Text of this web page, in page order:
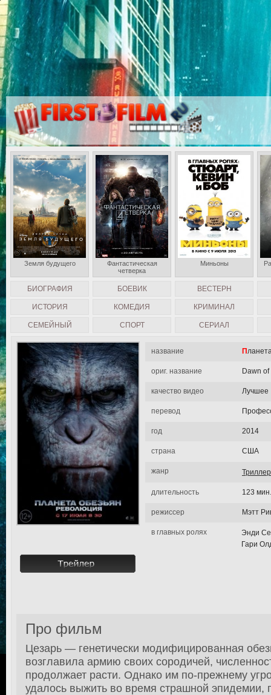
название
ориг. название Dawn
качество видео Лучшее
перевод
год 2014
страна США
жанр Триллер
длительность 123 мин.
режиссер Мэтт
в главных ролях
Энди
Гари
Про фильм
Цезарь — генетически модифицированная
возглавила армию своих сородичей,
продолжает расти. Однако им по-прежнему
удалось выжить во время страшной эпидемии,
БИОГРАФИЯ БОЕВИК ВЕСТЕРН
ИСТОРИЯ КОМЕДИЯ КРИМИНАЛ
СЕМЕЙНЫЙ СПОРТ СЕРИАЛ
Земля будущего
Фантастическая
четверка
Миньоны